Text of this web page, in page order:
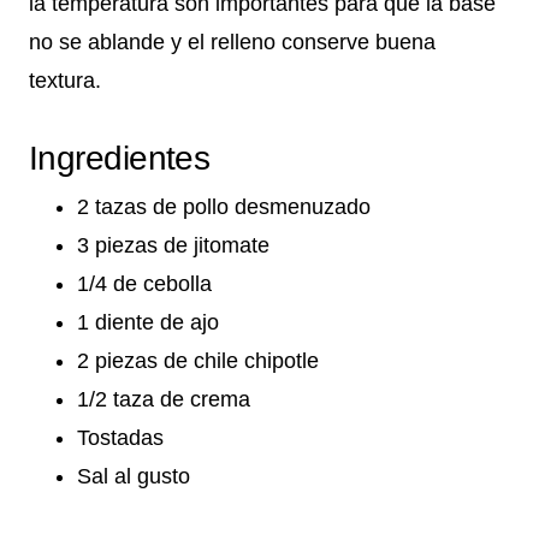
no se ablande y el relleno conserve buena
textura.
Ingredientes
2 tazas de pollo desmenuzado
3 piezas de jitomate
1/4 de cebolla
1 diente de ajo
2 piezas de chile chipotle
1/2 taza de crema
Tostadas
Sal al gusto